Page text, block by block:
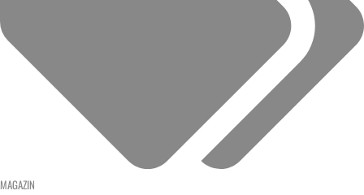
MAGAZIN